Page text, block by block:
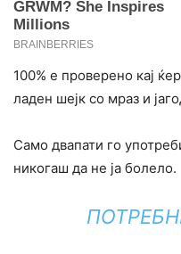
100% е проверено кај
ладен шејк со мраз и
Само двапати го
никогаш да не ја болело.